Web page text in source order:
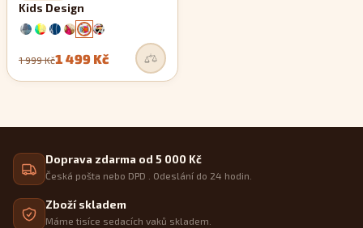
Kids Design
1 999 Kč1 499 Kč
Doprava zdarma od 5 000 Kč
Česká pošta nebo DPD . Odeslání do 24 hodin.
Zboží skladem
Máme tisíce sedacích vaků skladem.